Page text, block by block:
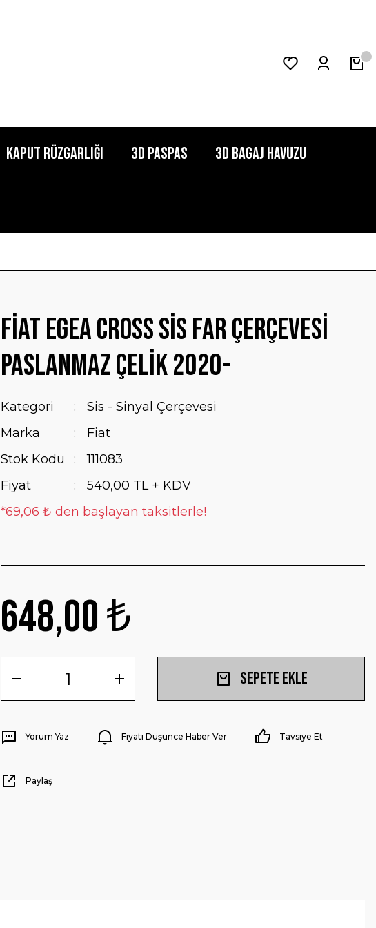
Kaput Rüzgarlığı 3D Paspas 3D Bagaj Havuzu
Fiat Egea Cross Sis Far Çerçevesi
Paslanmaz Çelik 2020-
Kategori
Sis - Sinyal Çerçevesi
Marka
Fiat
Stok Kodu
111083
Fiyat
540,00 TL + KDV
*69,06 ₺ den başlayan taksitlerle!
648,00 ₺
Sepete Ekle
Yorum Yaz Fiyatı Düşünce Haber Ver Tavsiye Et
Paylaş